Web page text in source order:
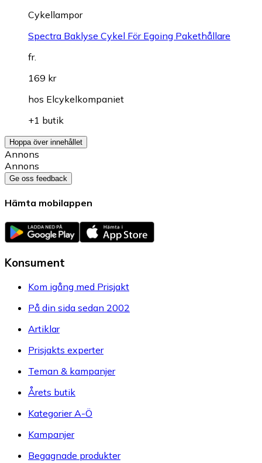
Cykellampor
Spectra Baklyse Cykel För Egoing Pakethållare
fr.
169 kr
hos Elcykelkompaniet
+1 butik
Hoppa över innehållet
Annons
Annons
Ge oss feedback
Hämta mobilappen
Konsument
Kom igång med Prisjakt
På din sida sedan 2002
Artiklar
Prisjakts experter
Teman & kampanjer
Årets butik
Kategorier A-Ö
Kampanjer
Begagnade produkter